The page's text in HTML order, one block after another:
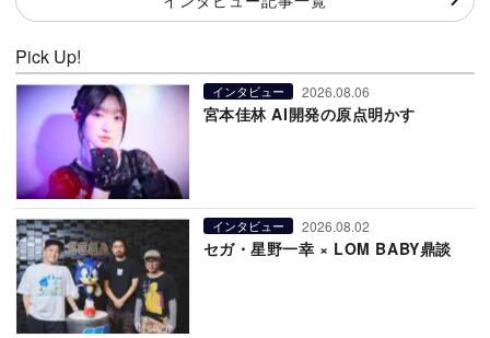
Pick Up!
インタビュー 2026.08.06
宮本佳林 AI開発の原点明かす
インタビュー 2026.08.02
セガ・星野一幸 × LOM BABY鼎談